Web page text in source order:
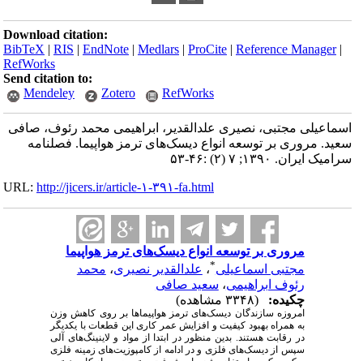
Download citation:
BibTeX |RIS |EndNote |Medlars |ProCite |Reference Manager
RefWorks
Send citation to:
Mendeley
Zotero RefWorks
اسماعیلی مجتبی، نصیری علدالقدیر، ابراهیمی محمد رئوف، صافی
سعید. مروری بر توسعه انواع دیسک‌های ترمز هواپیما. فصلنامه
سرامیک ایران. ۱۳۹۰; ۷ (۲) :۴۶-۵۳
URL:http://jicers.ir/article-۱-۳۹۱-fa.html
مروری بر توسعه انواع دیسک‌های ترمز هواپیما
مجتبی اسماعیلی ،علدالقدیر نصیری،محمد
رئوف ابراهیمی،سعید صافی
چکیده:
امروزه سازندگان دیسک‌های ترمز هواپیماها بر روی کاهش وزن
به همراه بهبود کیفیت و افزایش عمر کاری این قطعات با یکدیگر
در رقابت هستند. بدین منظور در ابتدا از مواد و لاینینگ‌های آلی
سپس از دیسک‌های فلزی و در ادامه از کامپوزیت‌های زمینه فلزی